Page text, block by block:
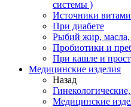
системы )
Источники
При диабете
Рыбий жир, масла,
Пробиотики и
При кашле и
Медицинские изделия
Назад
Медицинские